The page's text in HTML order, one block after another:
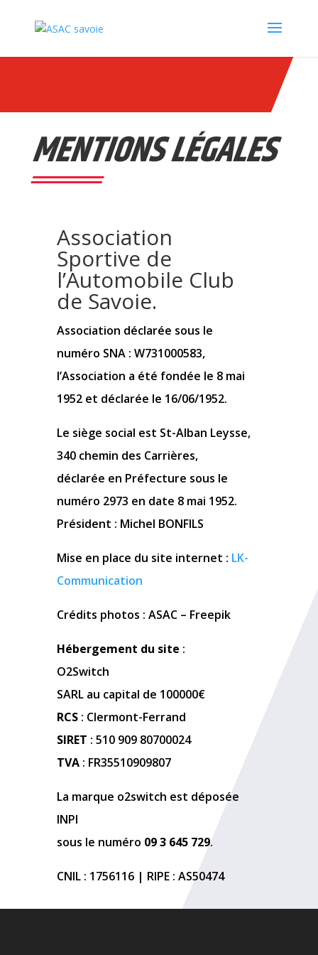
MENTIONS LÉGALES
Association
Sportive de
l’Automobile Club
de Savoie.
Association déclarée sous le
numéro SNA : W731000583,
l’Association a été fondée le 8 mai
1952 et déclarée le 16/06/1952.
Le siège social est St-Alban Leysse,
340 chemin des Carrières,
déclarée en Préfecture sous le
numéro 2973 en date 8 mai 1952.
Président : Michel BONFILS
Mise en place du site internet : LK-
Communication
Crédits photos : ASAC – Freepik
Hébergement du site :
O2Switch
SARL au capital de 100000€
RCS : Clermont-Ferrand
SIRET : 510 909 80700024
TVA : FR35510909807
La marque o2switch est déposée
INPI
sous le numéro 09 3 645 729.
CNIL : 1756116 | RIPE : AS50474